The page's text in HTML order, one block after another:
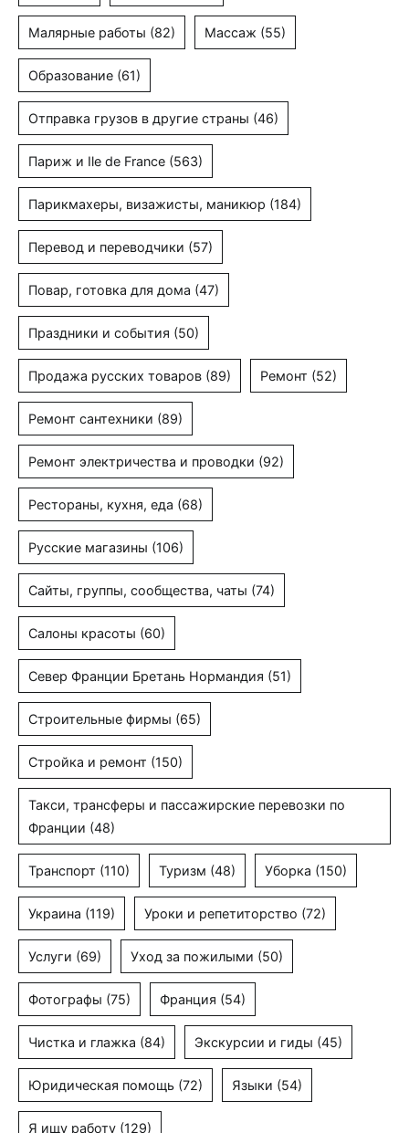
Малярные работы (82) Массаж (55)
Образование (61)
Отправка грузов в другие страны (46)
Париж и Ile de France (563)
Парикмахеры, визажисты, маникюр (184)
Перевод и переводчики (57)
Повар, готовка для дома (47)
Праздники и события (50)
Продажа русских товаров (89) Ремонт (52)
Ремонт сантехники (89)
Ремонт электричества и проводки (92)
Рестораны, кухня, еда (68)
Русские магазины (106)
Сайты, группы, сообщества, чаты (74)
Салоны красоты (60)
Север Франции Бретань Нормандия (51)
Строительные фирмы (65)
Стройка и ремонт (150)
Такси, трансферы и пассажирские перевозки по
Франции (48)
Транспорт (110) Туризм (48) Уборка (150)
Украина (119) Уроки и репетиторство (72)
Услуги (69) Уход за пожилыми (50)
Фотографы (75) Франция (54)
Чистка и глажка (84) Экскурсии и гиды (45)
Юридическая помощь (72) Языки (54)
Я ищу работу (129)